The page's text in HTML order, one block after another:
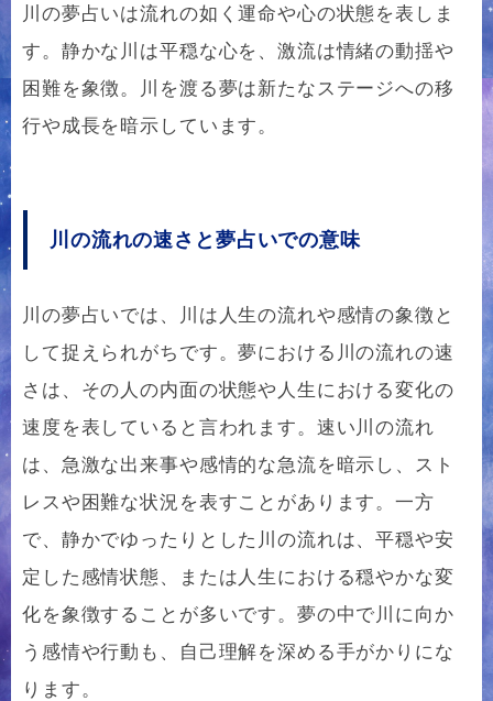
川の夢占いは流れの如く運命や心の状態を表しま
す。静かな川は平穏な心を、激流は情緒の動揺や
困難を象徴。川を渡る夢は新たなステージへの移
行や成長を暗示しています。
川の流れの速さと夢占いでの意味
川の夢占いでは、川は人生の流れや感情の象徴と
して捉えられがちです。夢における川の流れの速
さは、その人の内面の状態や人生における変化の
速度を表していると言われます。速い川の流れ
は、急激な出来事や感情的な急流を暗示し、スト
レスや困難な状況を表すことがあります。一方
で、静かでゆったりとした川の流れは、平穏や安
定した感情状態、または人生における穏やかな変
化を象徴することが多いです。夢の中で川に向か
う感情や行動も、自己理解を深める手がかりにな
ります。